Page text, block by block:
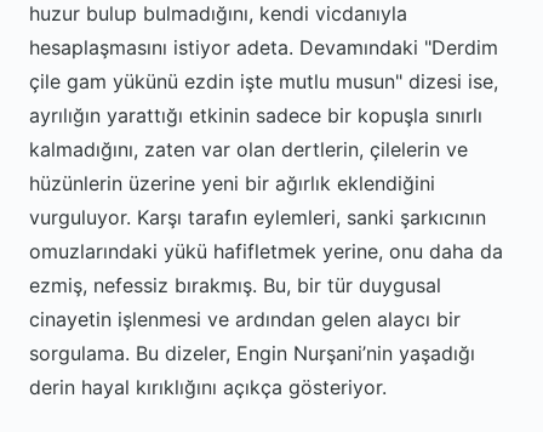
huzur bulup bulmadığını, kendi vicdanıyla
hesaplaşmasını istiyor adeta. Devamındaki "Derdim
çile gam yükünü ezdin işte mutlu musun" dizesi ise,
ayrılığın yarattığı etkinin sadece bir kopuşla sınırlı
kalmadığını, zaten var olan dertlerin, çilelerin ve
hüzünlerin üzerine yeni bir ağırlık eklendiğini
vurguluyor. Karşı tarafın eylemleri, sanki şarkıcının
omuzlarındaki yükü hafifletmek yerine, onu daha da
ezmiş, nefessiz bırakmış. Bu, bir tür duygusal
cinayetin işlenmesi ve ardından gelen alaycı bir
sorgulama. Bu dizeler, Engin Nurşani’nin yaşadığı
derin hayal kırıklığını açıkça gösteriyor.